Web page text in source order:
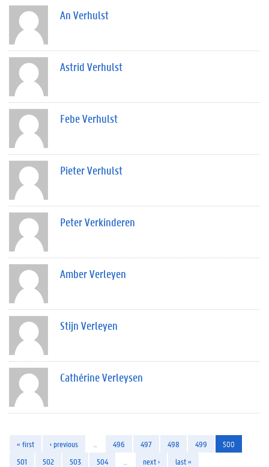
An Verhulst
Astrid Verhulst
Febe Verhulst
Pieter Verhulst
Peter Verkinderen
Amber Verleyen
Stijn Verleyen
Cathérine Verleysen
« first ‹ previous 496 497 498 499
500
501
502 503 504 next › last »